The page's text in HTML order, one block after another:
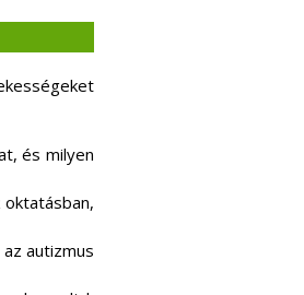
és milyen
autizmus